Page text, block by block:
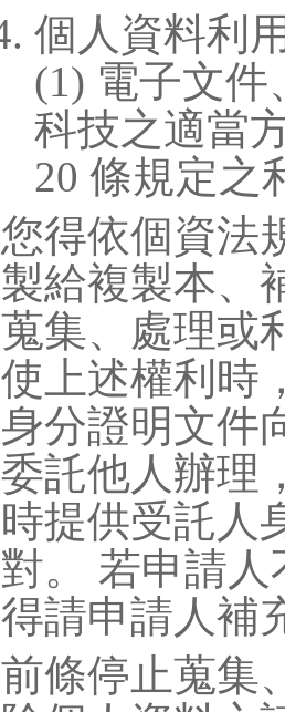
個人資料利
(1) 電子文
科技之適當
20 條規定之
您得依個資法
製給複製本、
蒐集、處理或
使上述權利時
身分證明文件
委託他人辦理
時提供受託人
對。 若申請
得請申請人補
前條停止蒐集